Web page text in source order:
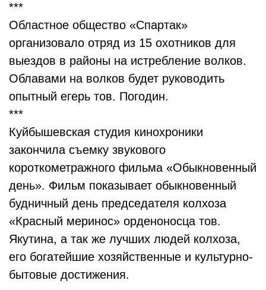
***
Областное общество «Спартак»
организовало отряд из 15 охотников для
выездов в районы на истребление волков.
Облавами на волков будет руководить
опытный егерь тов. Погодин.
***
Куйбышевская студия кинохроники
закончила съемку звукового
короткометражного фильма «Обыкновенный
день». Фильм показывает обыкновенный
будничный день председателя колхоза
«Красный меринос» орденоносца тов.
Якутина, а так же лучших людей колхоза,
его богатейшие хозяйственные и культурно-
бытовые достижения.